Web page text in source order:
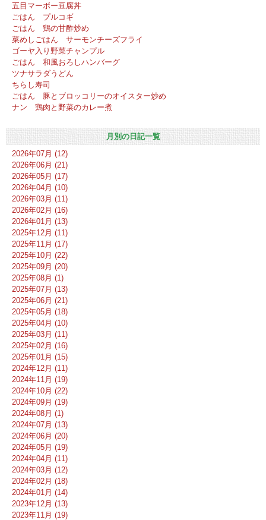
五目マーボー豆腐丼
ごはん プルコギ
ごはん 鶏の甘酢炒め
菜めしごはん サーモンチーズフライ
ゴーヤ入り野菜チャンプル
ごはん 和風おろしハンバーグ
ツナサラダうどん
ちらし寿司
ごはん 豚とブロッコリーのオイスター炒め
ナン 鶏肉と野菜のカレー煮
月別の日記一覧
2026年07月 (12)
2026年06月 (21)
2026年05月 (17)
2026年04月 (10)
2026年03月 (11)
2026年02月 (16)
2026年01月 (13)
2025年12月 (11)
2025年11月 (17)
2025年10月 (22)
2025年09月 (20)
2025年08月 (1)
2025年07月 (13)
2025年06月 (21)
2025年05月 (18)
2025年04月 (10)
2025年03月 (11)
2025年02月 (16)
2025年01月 (15)
2024年12月 (11)
2024年11月 (19)
2024年10月 (22)
2024年09月 (19)
2024年08月 (1)
2024年07月 (13)
2024年06月 (20)
2024年05月 (19)
2024年04月 (11)
2024年03月 (12)
2024年02月 (18)
2024年01月 (14)
2023年12月 (13)
2023年11月 (19)